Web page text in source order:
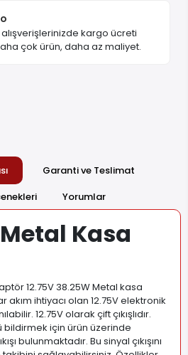
alışverişlerinizde kargo ücreti
çok ürün, daha az maliyet.
Garanti ve Teslimat
Yorumlar
Metal Kasa
12.75V 38.25W Metal kasa
ihtiyacı olan 12.75V elektronik
12.75V olarak çift çıkışlıdır.
bildirmek için ürün üzerinde
bulunmaktadır. Bu sinyal çıkışını